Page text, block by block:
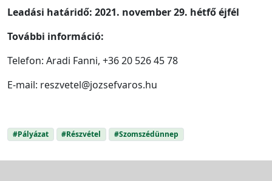
Leadási határidő: 2021. november 29. hétfő éjfél
További információ:
Telefon: Aradi Fanni, +36 20 526 45 78
E-mail: reszvetel@jozsefvaros.hu
#Pályázat #Részvétel #Szomszédünnep